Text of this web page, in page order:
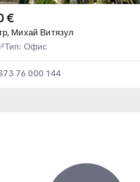
€
Михай Витязул
Тип: Офис
76 000 144